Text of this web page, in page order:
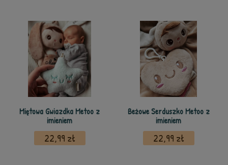
Miętowa Gwiazdka Metoo z
imieniem
22,99 zł
Beżowe Serduszko Metoo z
imieniem
22,99 zł